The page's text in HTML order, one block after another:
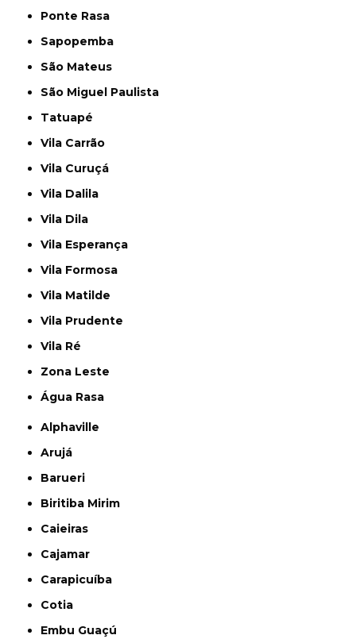
Ponte Rasa
Sapopemba
São Mateus
São Miguel Paulista
Tatuapé
Vila Carrão
Vila Curuçá
Vila Dalila
Vila Dila
Vila Esperança
Vila Formosa
Vila Matilde
Vila Prudente
Vila Ré
Zona Leste
Água Rasa
Alphaville
Arujá
Barueri
Biritiba Mirim
Caieiras
Cajamar
Carapicuíba
Cotia
Embu Guaçú